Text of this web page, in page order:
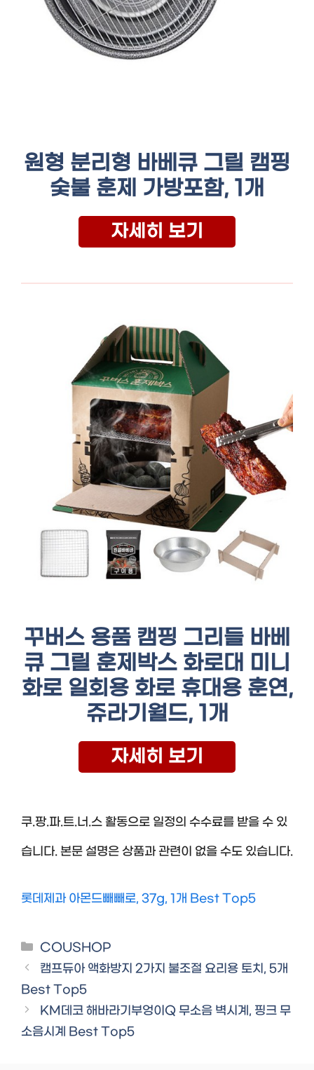
원형 분리형 바베큐 그릴 캠핑
숯불 훈제 가방포함, 1개
자세히 보기
꾸버스 용품 캠핑 그리들 바베
큐 그릴 훈제박스 화로대 미니
화로 일회용 화로 휴대용 훈연,
쥬라기월드, 1개
자세히 보기
쿠.팡.파.트.너.스 활동으로 일정의 수수료를 받을 수 있
습니다. 본문 설명은 상품과 관련이 없을 수도 있습니다.
롯데제과 아몬드빼빼로, 37g, 1개 Best Top5
Categories
COUSHOP
캠프듀아 액화방지 2가지 불조절 요리용 토치, 5개
Best Top5
KM데코 해바라기부엉이Q 무소음 벽시계, 핑크 무
소음시계 Best Top5